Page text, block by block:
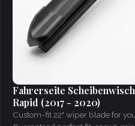
Fahrerseite
Rapid (2017 - 2020)
Custom-fit 22" wiper blade for